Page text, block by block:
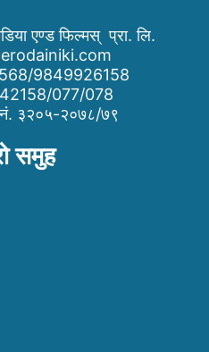
एण्ड फिल्मस् प्रा. लि.
9849926158
077/078
नं. ३२०५-२०७८/७९
समुह